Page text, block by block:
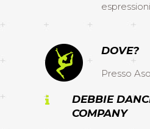
espressioni
DOVE?
Presso
DEBBIE
COMPANY